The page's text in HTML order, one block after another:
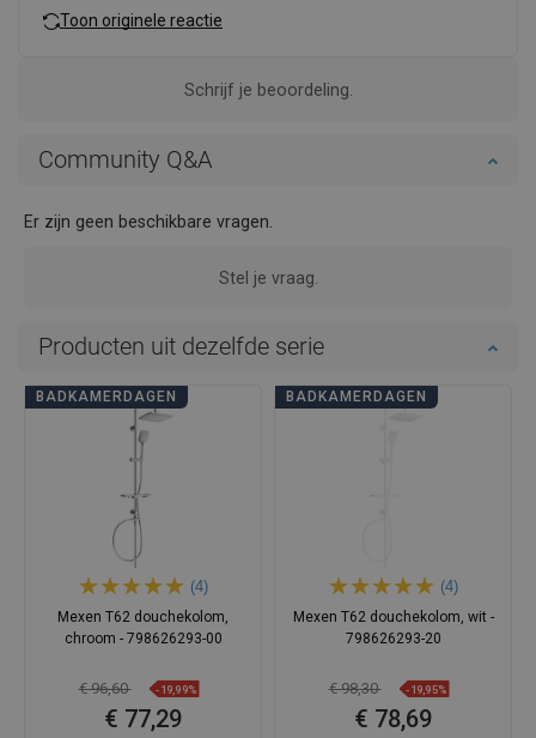
Toon originele reactie
Schrijf je beoordeling.
Community Q&A
Er zijn geen beschikbare vragen.
Stel je vraag.
Producten uit dezelfde serie
BADKAMERDAGEN
(4)
Mexen T62 douchekolom,
chroom - 798626293-00
€ 96,60 -19,99%
€ 77,29
BADKAMERDAGEN
(4)
Mexen T62 douchekolom, wit -
798626293-20
€ 98,30 -19,95%
€ 78,69